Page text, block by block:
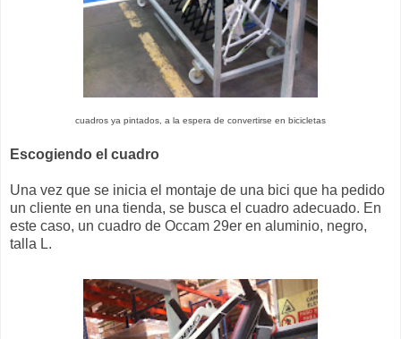
cuadros ya pintados, a la espera de convertirse en bicicletas
Escogiendo el cuadro
Una vez que se inicia el montaje de una bici que ha pedido
un cliente en una tienda, se busca el cuadro adecuado. En
este caso, un cuadro de Occam 29er en aluminio, negro,
talla L.